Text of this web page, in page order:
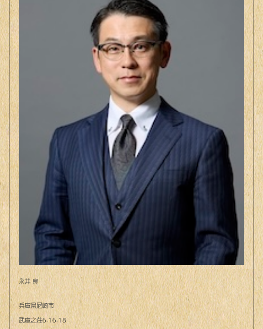
永井 良
兵庫県尼崎市
武庫之荘6-16-18